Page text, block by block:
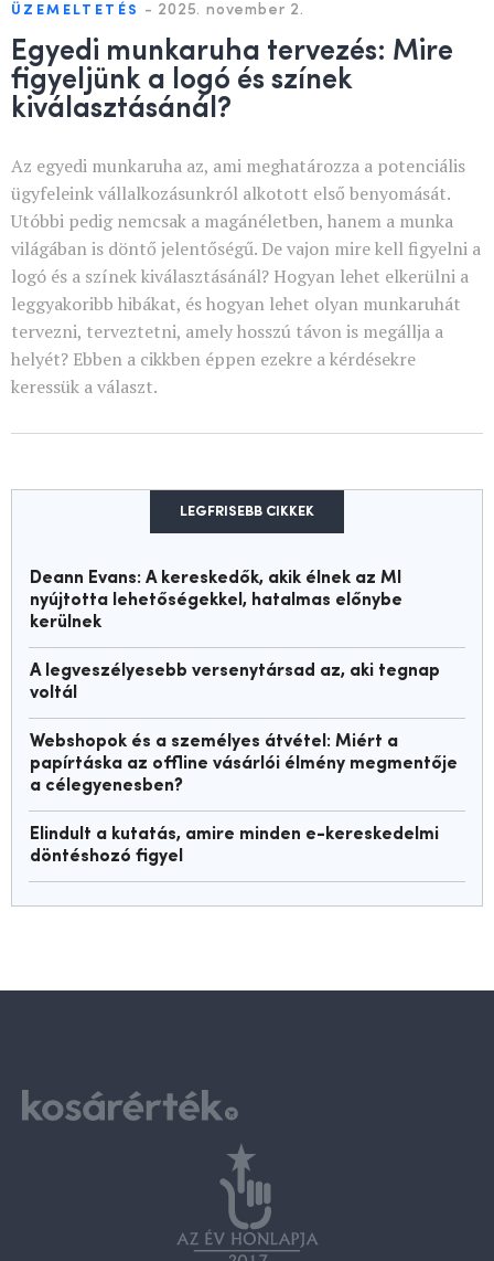
ÜZEMELTETÉS - 2025. november 2.
Egyedi munkaruha tervezés: Mire
figyeljünk a logó és színek
kiválasztásánál?
Az egyedi munkaruha az, ami meghatározza a potenciális
ügyfeleink vállalkozásunkról alkotott első benyomását.
Utóbbi pedig nemcsak a magánéletben, hanem a munka
világában is döntő jelentőségű. De vajon mire kell figyelni a
logó és a színek kiválasztásánál? Hogyan lehet elkerülni a
leggyakoribb hibákat, és hogyan lehet olyan munkaruhát
tervezni, terveztetni, amely hosszú távon is megállja a
helyét? Ebben a cikkben éppen ezekre a kérdésekre
keressük a választ.
LEGFRISEBB CIKKEK
Deann Evans: A kereskedők, akik élnek az MI
nyújtotta lehetőségekkel, hatalmas előnybe
kerülnek
A legveszélyesebb versenytársad az, aki tegnap
voltál
Webshopok és a személyes átvétel: Miért a
papírtáska az offline vásárlói élmény megmentője
a célegyenesben?
Elindult a kutatás, amire minden e-kereskedelmi
döntéshozó figyel